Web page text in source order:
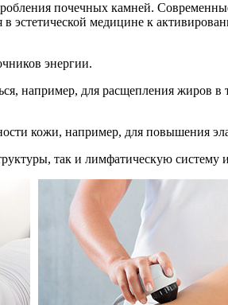
почечных камней.
эстетической медицине к
энергии.
например, для расщепления жиров
кожи, например, для повышения
так и лимфатическую систему